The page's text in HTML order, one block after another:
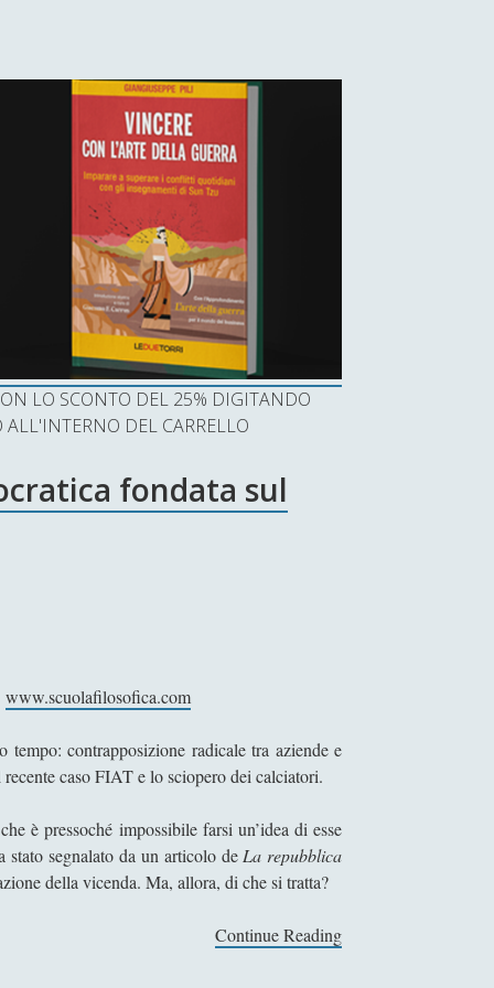
LO SCONTO DEL 25% DIGITANDO
DEL CARRELLO
fondata sul
www.scuolafilosofica.com
tempo: contrapposizione radicale tra aziende e
caso FIAT e lo sciopero dei calciatori.
è pressoché impossibile farsi un’idea di esse
stato segnalato da un articolo de La repubblica
della vicenda. Ma, allora, di che si tratta?
Continue Reading